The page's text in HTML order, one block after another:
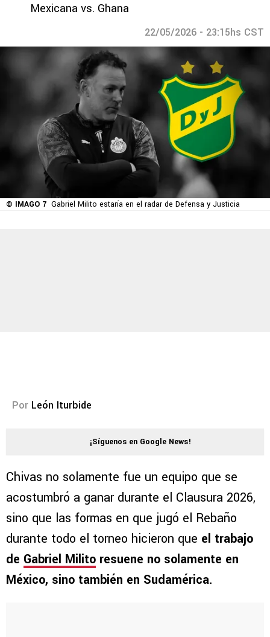
Mexicana vs. Ghana
22/05/2026 - 23:15hs CST
© IMAGO 7 Gabriel Milito estaría en el radar de Defensa y Justicia
Por León Iturbide
¡Síguenos en Google News!
Chivas no solamente fue un equipo que se
acostumbró a ganar durante el Clausura 2026,
sino que las formas en que jugó el Rebaño
durante todo el torneo hicieron que el trabajo
de Gabriel Milito resuene no solamente en
México, sino también en Sudamérica.